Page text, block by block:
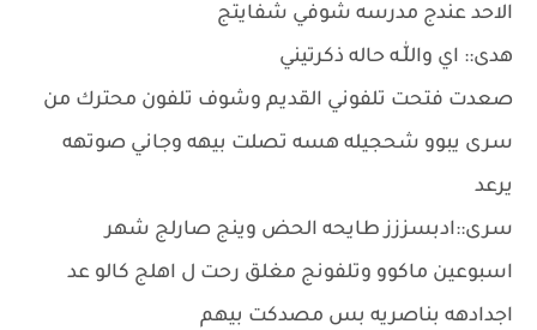
الاحد عندج مدرسه شوفي شفايتج
هدى:: اي واللّٰـه حاله ذكرتيني
صعدت فتحت تلفوني القديم وشوف تلفون محترك من
سرى يبوو شحجيله هسه تصلت بيهه وجاني صوتهه
يرعد
سرى::ادبسززز طايحه الحض وينج صارلج شهر
اسبوعين ماكوو وتلفونج مغلق رحت ل اهلج كالو عد
اجدادهه بناصريه بس مصدكت بيهم